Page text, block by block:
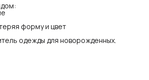
форму и цвет
одежды для новорожденных.